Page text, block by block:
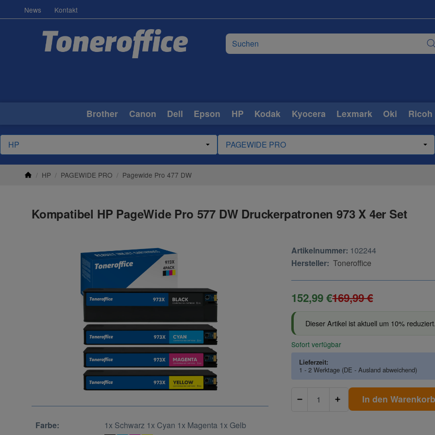
News Kontakt
Brother Canon Dell Epson HP Kodak Kyocera Lexmark Oki Ricoh
/ HP / PAGEWIDE PRO / Pagewide Pro 477 DW
Kompatibel HP PageWide Pro 577 DW Druckerpatronen 973 X 4er Set
Farbe: 1x Schwarz 1x Cyan 1x Magenta 1x Gelb
Artikelnummer: 102244
Hersteller: Toneroffice
152,99 €169,99 €
Dieser Artikel ist aktuell um 10%
Sofort verfügbar
Lieferzeit:
1 - 2 Werktage (DE - Ausland abweichend)
In den